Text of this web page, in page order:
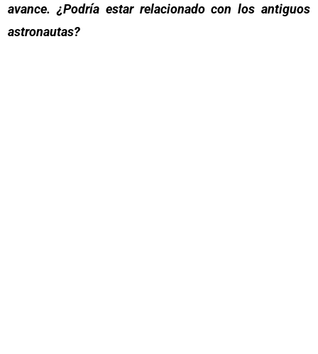
avance. ¿Podría estar relacionado con los antiguos
astronautas?